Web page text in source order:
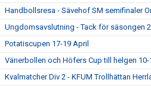
Handbollsresa - Sävehof SM semifinaler
Ungdomsavslutning - Tack för säsongen
Potatiscupen 17-19 April
Vänerbollen och Höfers Cup till helgen 10-
Kvalmatcher Div 2 - KFUM Trollhättan